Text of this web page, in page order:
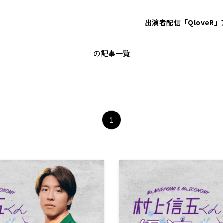
出演者配信「QloveR」
の記事一覧
1